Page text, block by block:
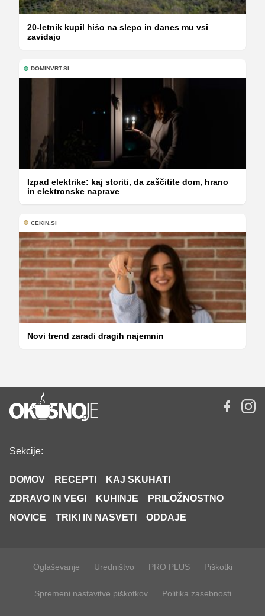
20-letnik kupil hišo na slepo in danes mu vsi
zavidajo
DOMINVRT.SI
Izpad elektrike: kaj storiti, da zaščitite dom, hrano
in elektronske naprave
CEKIN.SI
Novi trend zaradi dragih najemnin
Sekcije:
DOMOV RECEPTI
KAJ SKUHATI
ZDRAVO IN VEGI
KUHINJE
PRILOŽNOSTNO
NOVICE
TRIKI IN NASVETI ODDAJE
Oglaševanje Uredništvo PRO PLUS Piškotki
Spremeni nastavitve piškotkov Politika zasebnosti